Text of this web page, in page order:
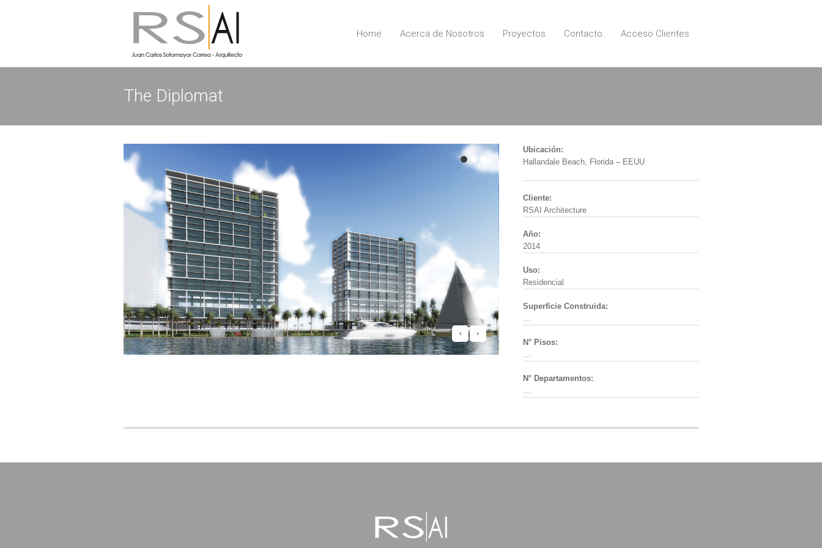
Home Acerca de Nosotros Proyectos Contacto Acceso Clientes
The Diplomat
Ubicación:
Hallandale Beach, Florida – EEUU
Cliente:
RSAI Architecture
Año:
2014
Uso:
Residencial
Superficie Construida:
…
N° Pisos:
…
N° Departamentos:
…